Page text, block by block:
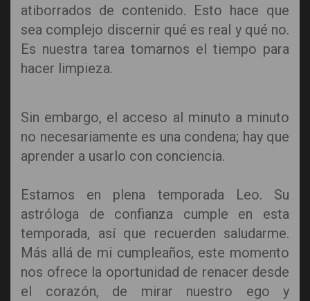
atiborrados de contenido. Esto hace que
sea complejo discernir qué es real y qué no.
Es nuestra tarea tomarnos el tiempo para
hacer limpieza.
Sin embargo, el acceso al minuto a minuto
no necesariamente es una condena; hay que
aprender a usarlo con conciencia.
Estamos en plena temporada Leo. Su
astróloga de confianza cumple en esta
temporada, así que recuerden saludarme.
Más allá de mi cumpleaños, este momento
nos ofrece la oportunidad de renacer desde
el corazón, de mirar nuestro ego y